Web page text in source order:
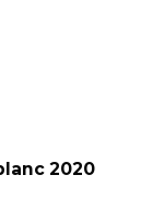
2020